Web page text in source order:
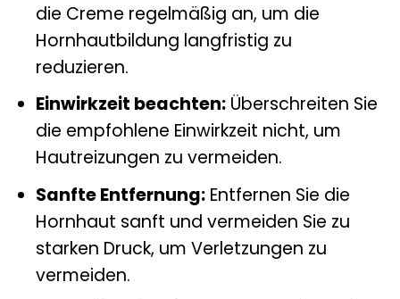
die Creme regelmäßig an, um die
Hornhautbildung langfristig zu
reduzieren.
Einwirkzeit beachten:Überschreiten Sie
die empfohlene Einwirkzeit nicht, um
Hautreizungen zu vermeiden.
Sanfte Entfernung:Entfernen Sie die
Hornhaut sanft und vermeiden Sie zu
starken Druck, um Verletzungen zu
vermeiden.